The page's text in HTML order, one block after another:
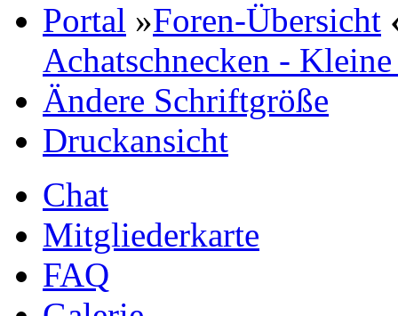
Portal »Foren-Übersicht
Achatschnecken -
Ändere Schriftgröße
Druckansicht
Chat
Mitgliederkarte
FAQ